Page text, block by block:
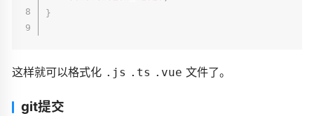
}
这样就可以格式化 .js .ts .vue 文件了。
git提交